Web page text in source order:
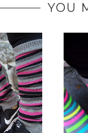
YOU